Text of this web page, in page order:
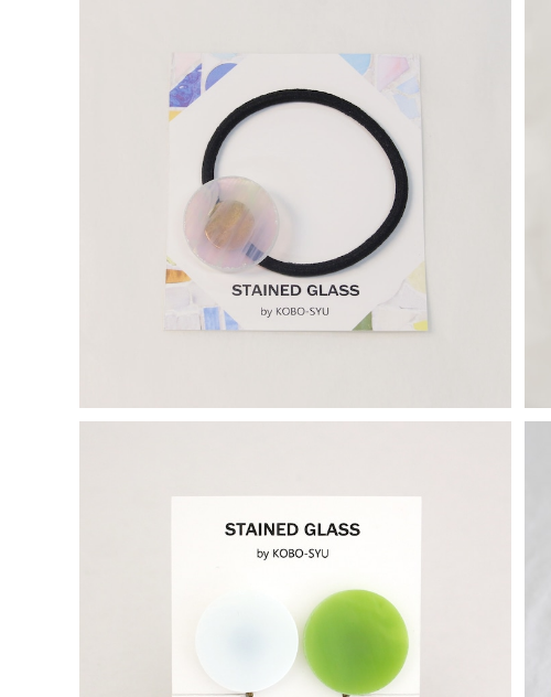
【一点物アクセサリー】長谷川昌彦／ヘアゴム White
【一点物イヤリング】長谷川昌彦／White&Yellowgre
en
¥2,000